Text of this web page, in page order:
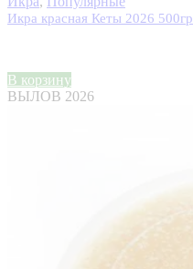
Икра красная Кеты 2026 500гр
В корзину
ВЫЛОВ 2026